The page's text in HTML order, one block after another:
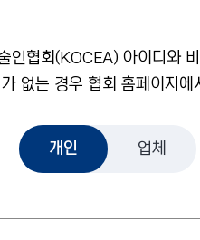
인협회(KOCEA) 아이디와
없는 경우 협회 홈페이지
개인 업체